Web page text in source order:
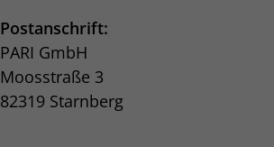
Postanschrift:
PARI GmbH
Moosstraße 3
82319 Starnberg